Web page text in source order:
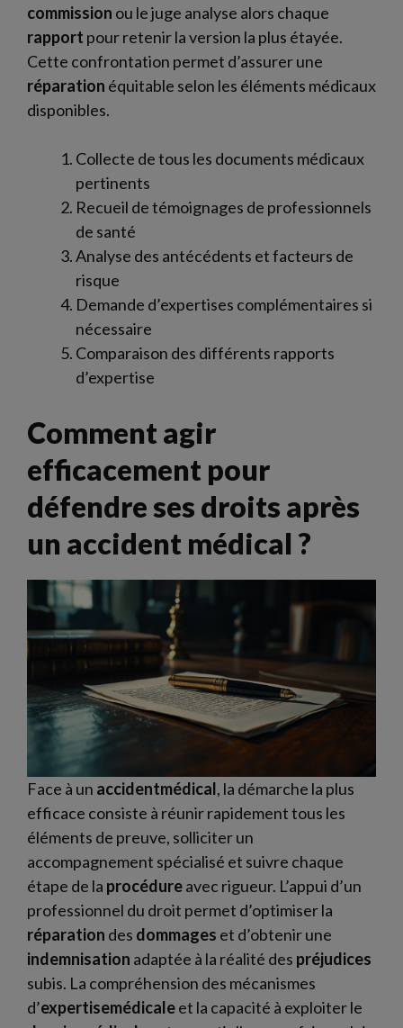
commission ou le juge analyse alors chaque
rapport pour retenir la version la plus étayée.
Cette confrontation permet d’assurer une
réparation équitable selon les éléments médicaux
disponibles.
Collecte de tous les documents médicaux
pertinents
Recueil de témoignages de professionnels
de santé
Analyse des antécédents et facteurs de
risque
Demande d’expertises complémentaires si
nécessaire
Comparaison des différents rapports
d’expertise
Comment agir
efficacement pour
défendre ses droits après
un accident médical ?
Face à un accidentmédical, la démarche la plus
efficace consiste à réunir rapidement tous les
éléments de preuve, solliciter un
accompagnement spécialisé et suivre chaque
étape de la procédureavec rigueur. L’appui d’un
professionnel du droit permet d’optimiser la
réparation des dommages et d’obtenir une
indemnisation adaptée à la réalité des préjudices
subis. La compréhension des mécanismes
d’expertisemédicaleet la capacité à exploiter le